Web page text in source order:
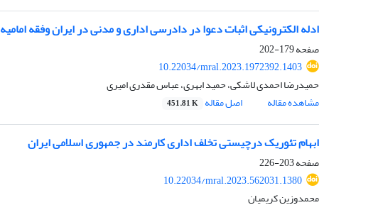
ادله الکترونیکی اثبات دعوا در دادرسی اداری و مدنی در ایران وفقه امامیه
صفحه179-202
10.22034/mral.2023.1972392.1403
حمیدرضا احمدی لاشکی، حمید ابهری، عباس مقدری امیری
مشاهده مقاله
اصل مقاله 451.81 K
ابهام تئوریک درچیستی تخلف اداری کارمند در جمهوری اسلامی ایران
صفحه203-226
10.22034/mral.2023.562031.1380
محمدوزین کریمیان